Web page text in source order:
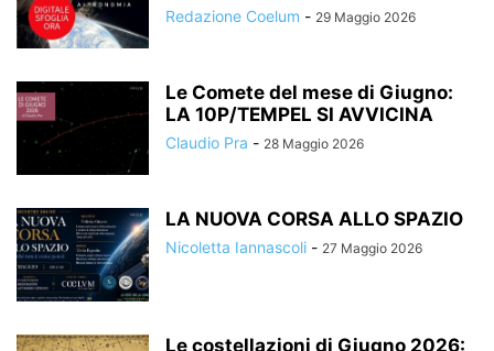
Redazione Coelum - 29 Maggio 2026
Le Comete del mese di Giugno:
LA 10P/TEMPEL SI AVVICINA
Claudio Pra - 28 Maggio 2026
LA NUOVA CORSA ALLO SPAZIO
Nicoletta Iannascoli - 27 Maggio 2026
Le costellazioni di Giugno 2026: